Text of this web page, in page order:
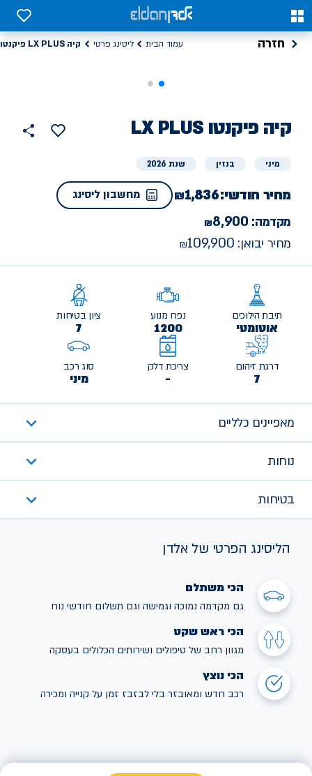
0
0
חזרה עמוד הבית ליסינג פרטי קיה LX PLUS פיקנטו
ליסינג
קיה LX PLUS פיקנטו
הוסף
למועדפים
מיני בנזין שנת 2026
מחיר חודשי:1,836 מחשבון ליסינג
מקדמה: 8,900
מחיר יבואן: 109,900
תיבת הילוכים
אוטומטי
נפח מנוע
1200
ציון בטיחות
7
דרגת זיהום
7
צריכת דלק
-
סוג רכב
מיני
מאפיינים כלליים
נוחות
בטיחות
הליסינג הפרטי של אלדן
הכי משתלם
גם מקדמה נמוכה וגמישה וגם תשלום חודשי נוח
הכי ראש שקט
מגוון רחב של טיפולים ושירותים הכלולים בעסקה
הכי נוצץ
רכב חדש ומאובזר בלי לבזבז זמן על קנייה ומכירה